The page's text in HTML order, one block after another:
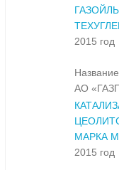
2015 год
АО
МАРКА М
2015 год